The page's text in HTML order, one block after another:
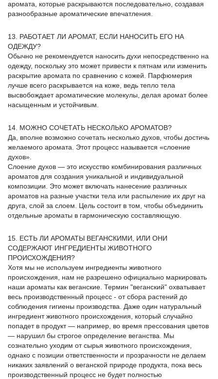
аромата, которые раскрываются последовательно, создавая
разнообразные ароматические впечатления.
13. РАБОТАЕТ ЛИ АРОМАТ, ЕСЛИ НАНОСИТЬ ЕГО НА
ОДЕЖДУ?
Обычно не рекомендуется наносить духи непосредственно на
одежду, поскольку это может привести к пятнам или изменить
раскрытие аромата по сравнению с кожей. Парфюмерия
лучше всего раскрывается на коже, ведь тепло тела
высвобождает ароматические молекулы, делая аромат более
насыщенным и устойчивым.
14. МОЖНО СОЧЕТАТЬ НЕСКОЛЬКО АРОМАТОВ?
Да, вполне возможно сочетать несколько духов, чтобы достичь
желаемого аромата. Этот процесс называется «слоение
духов».
Слоение духов — это искусство комбинирования различных
ароматов для создания уникальной и индивидуальной
композиции. Это может включать нанесение различных
ароматов на разные участки тела или распыление их друг на
друга, слой за слоем. Цель состоит в том, чтобы объединить
отдельные ароматы в гармоническую составляющую.
15. ЕСТЬ ЛИ АРОМАТЫ ВЕГАНСКИМИ, ИЛИ ОНИ
СОДЕРЖАЮТ ИНГРЕДИЕНТЫ ЖИВОТНОГО
ПРОИСХОЖДЕНИЯ?
Хотя мы не используем ингредиенты животного
происхождения, нам не разрешено официально маркировать
наши ароматы как веганские. Термин "веганский" охватывает
весь производственный процесс - от сбора растений до
соблюдения гигиены производства. Даже один натуральный
ингредиент животного происхождения, который случайно
попадет в продукт — например, во время прессования цветов
— нарушил бы строгое определение веганства. Мы
сознательно уходим от сырья животного происхождения,
однако с позиции ответственности и прозрачности не делаем
никаких заявлений о веганской природе продукта, пока весь
производственный процесс не будет полностью